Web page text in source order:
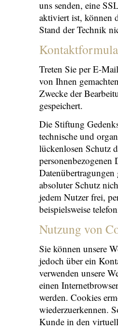
uns senden, eine
aktiviert ist, können
Stand der Technik
Treten Sie per E-
von Ihnen
Zwecke der
gespeichert.
Die Stiftung
technische und
lückenlosen Schutz
personenbezogenen
absoluter Schutz
jedem Nutzer frei,
beispielsweise
Nutzung von
Sie können unsere
jedoch über ein
verwenden unsere
einen
werden. Cookies
wiederzuerkennen.
Kunde in den